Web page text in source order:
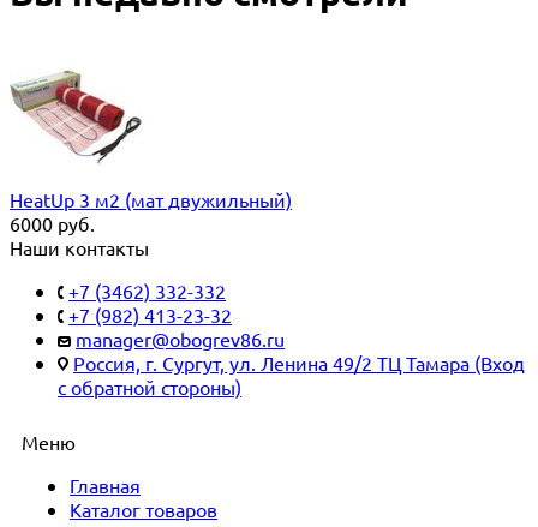
HeatUp 3 м2 (мат двужильный)
6000 руб.
Наши контакты
+7 (3462) 332-332
+7 (982) 413-23-32
manager@obogrev86.ru
Россия, г. Сургут, ул. Ленина 49/2 ТЦ Тамара (Вход
с обратной стороны)
Меню
Главная
Каталог товаров